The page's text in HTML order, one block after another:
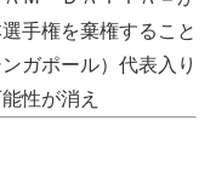
手権を棄権すること
ガポール）代表入り
性が消え